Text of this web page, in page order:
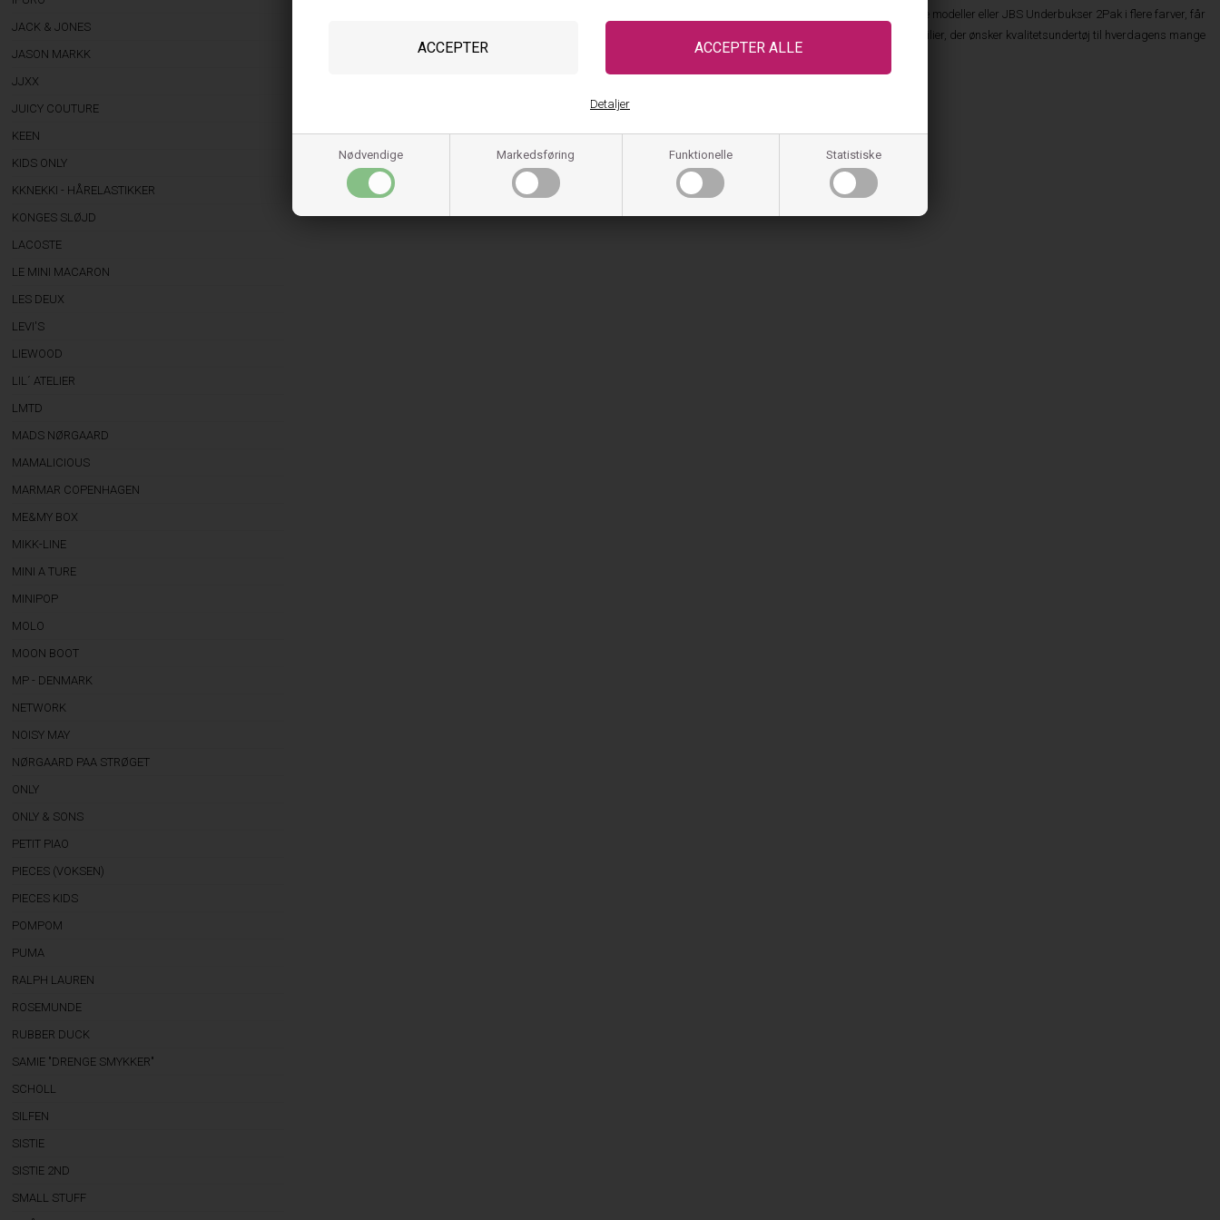
Nødvendige Markedsføring Funktionelle Statistiske
Detaljer
JACK & JONES
JASON MARKK
JJXX
JUICY COUTURE
KEEN
KIDS ONLY
KKNEKKI - HÅRELASTIKKER
KONGES SLØJD
LACOSTE
LE MINI MACARON
LES DEUX
LEVI'S
LIEWOOD
LIL´ ATELIER
LMTD
MADS NØRGAARD
MAMALICIOUS
MARMAR COPENHAGEN
ME&MY BOX
MIKK-LINE
MINI A TURE
MINIPOP
MOLO
MOON BOOT
MP - DENMARK
NETWORK
NOISY MAY
NØRGAARD PAA STRØGET
ONLY
ONLY & SONS
PETIT PIAO
PIECES (VOKSEN)
PIECES KIDS
POMPOM
PUMA
RALPH LAUREN
ROSEMUNDE
RUBBER DUCK
SAMIE "DRENGE SMYKKER"
SCHOLL
SILFEN
SISTIE
SISTIE 2ND
SMALL STUFF
JBS of Denmark kombinerer skandinavisk design med moderne materialer og høj kvalitet. Uanset om du vælger klassiske modeller eller JBS Underbukser 2Pak i flere farver, får
du undertøj udviklet med fokus på komfort, funktionalitet og holdbarhed. Det gør JBS of Denmark til et oplagt valg for familier, der ønsker kvalitetsundertøj til hverdagens mange